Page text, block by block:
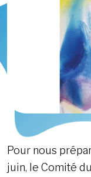
Pour nous
juin, le Comité